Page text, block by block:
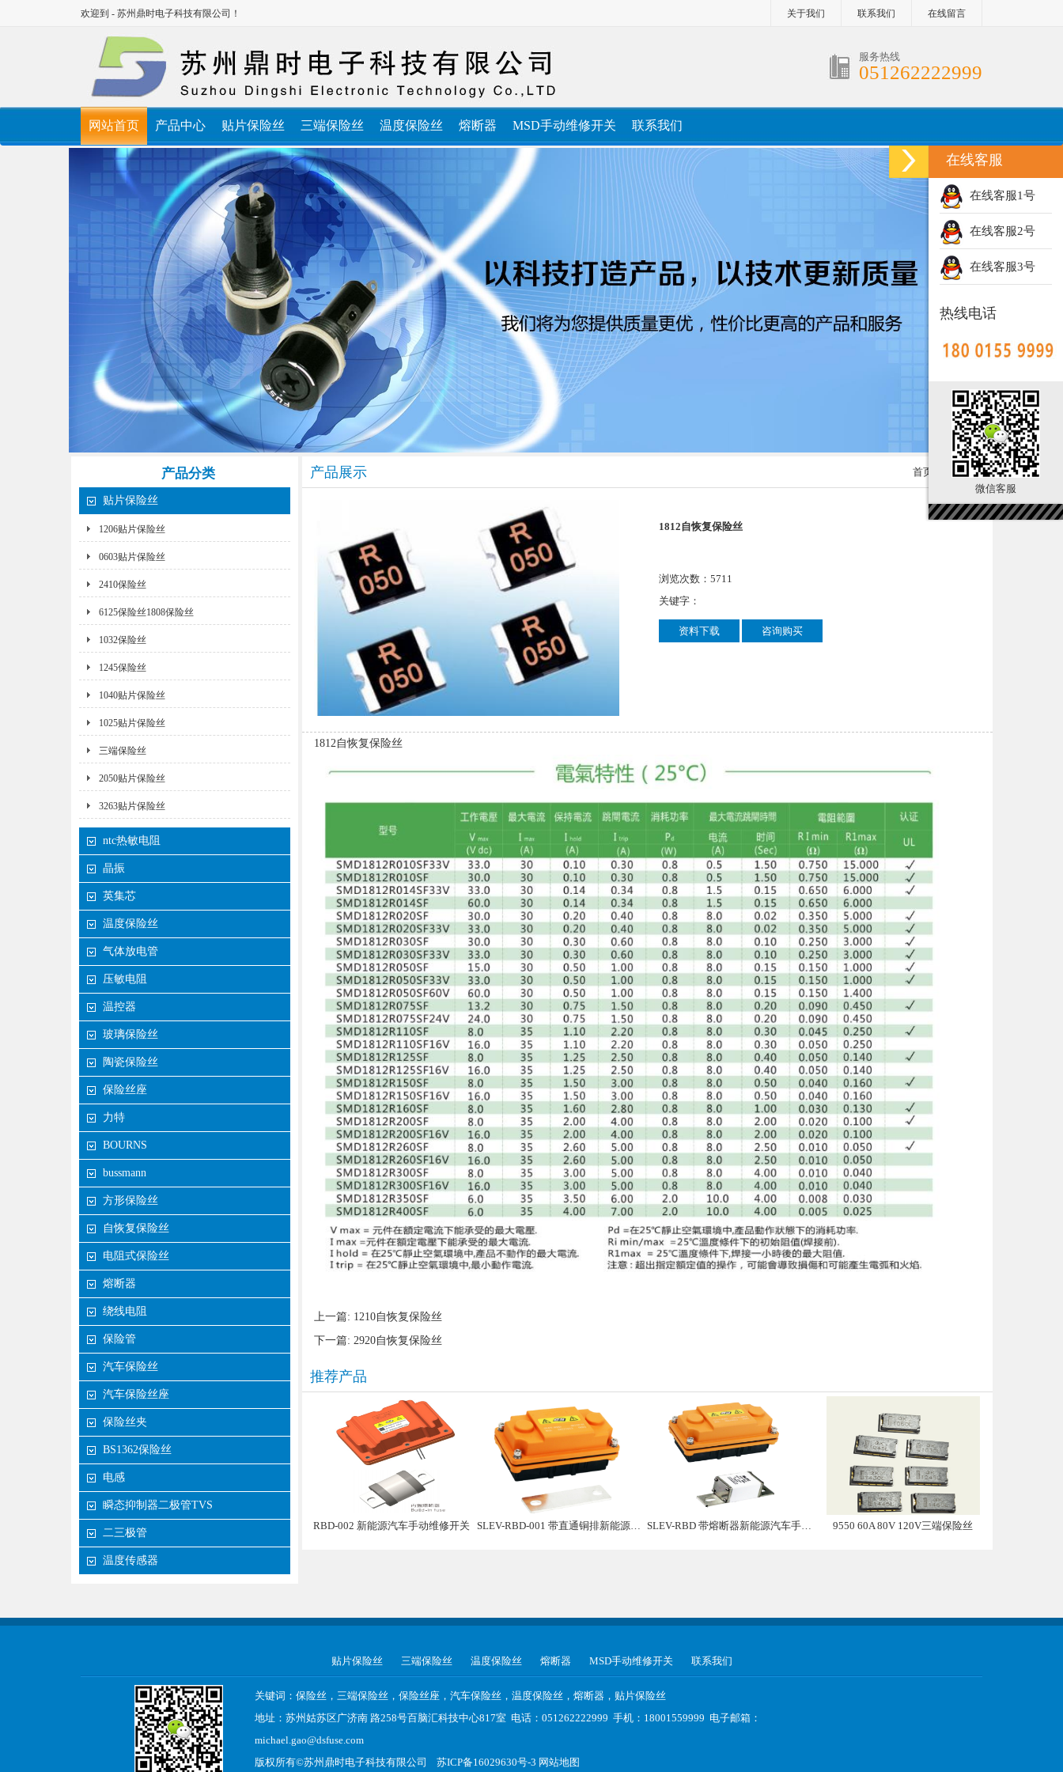
欢迎到 - 苏州鼎时电子科技有限公司！ 在线留言
联系我们
关于我们
服务热线
051262222999
网站首页 产品中心 贴片保险丝 三端保险丝 温度保险丝 熔断器 MSD手动维修开关 联系我们
产品分类
贴片保险丝
1206贴片保险丝
0603贴片保险丝
2410保险丝
6125保险丝1808保险丝
1032保险丝
1245保险丝
1040贴片保险丝
1025贴片保险丝
三端保险丝
2050贴片保险丝
3263贴片保险丝
ntc热敏电阻
晶振
英集芯
温度保险丝
气体放电管
压敏电阻
温控器
玻璃保险丝
陶瓷保险丝
保险丝座
力特
BOURNS
bussmann
方形保险丝
自恢复保险丝
电阻式保险丝
熔断器
绕线电阻
保险管
汽车保险丝
汽车保险丝座
保险丝夹
BS1362保险丝
电感
瞬态抑制器二极管TVS
二三极管
温度传感器
产品展示 首页 > 产品展示
1812自恢复保险丝
浏览次数：5711
关键字：
资料下载 咨询购买
1812自恢复保险丝
上一篇: 1210自恢复保险丝
下一篇: 2920自恢复保险丝
推荐产品
RBD-002 新能源汽车手动维修开关 SLEV-RBD-001 带直通铜排新能源汽车手动维修盒子 SLEV-RBD 带熔断器新能源汽车手动维修盒子 9550 60A 80V 120V三端保险丝
贴片保险丝 三端保险丝 温度保险丝 熔断器 MSD手动维修开关 联系我们
关键词：保险丝，三端保险丝，保险丝座，汽车保险丝，温度保险丝，熔断器，贴片保险丝
地址：苏州姑苏区广济南 路258号百脑汇科技中心817室 电话：051262222999 手机：18001559999 电子邮箱：
michael.gao@dsfuse.com
版权所有©苏州鼎时电子科技有限公司 苏ICP备16029630号-3 网站地图
在线客服
在线客服1号
在线客服2号
在线客服3号
热线电话
微信客服